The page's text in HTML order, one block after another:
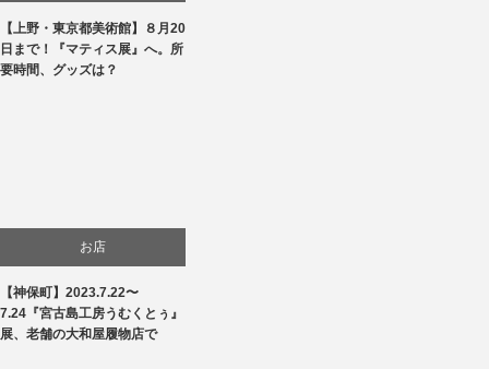
美術展・美術館・博物館巡り
【上野・東京都美術館】８月20
日まで！『マティス展』へ。所
要時間、グッズは？
お店
商品紹介
【神保町】2023.7.22〜
7.24『宮古島工房うむくとぅ』
展、老舗の大和屋履物店で